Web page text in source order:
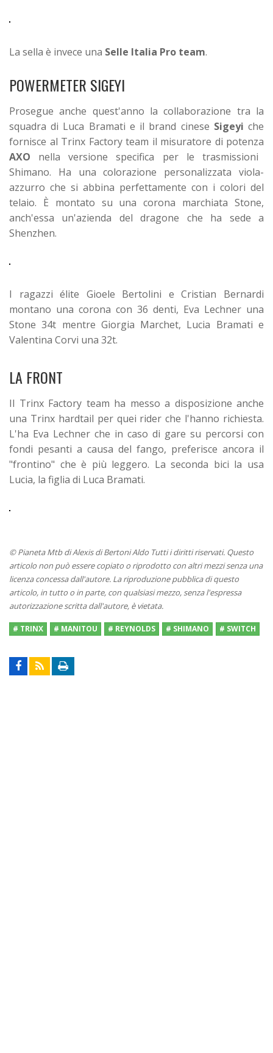
La sella è invece una Selle Italia Pro team.
POWERMETER SIGEYI
Prosegue anche quest'anno la collaborazione tra la
squadra di Luca Bramati e il brand cinese Sigeyiche
fornisce al Trinx Factory team il misuratore di potenza
AXO nella versione specifica per le trasmissioni
Shimano. Ha una colorazione personalizzata viola-
azzurro che si abbina perfettamente con i colori del
telaio. È montato su una corona marchiata Stone,
anch'essa un'azienda del dragone che ha sede a
Shenzhen.
I ragazzi élite Gioele Bertolini e Cristian Bernardi
montano una corona con 36 denti, Eva Lechner una
Stone 34t mentre Giorgia Marchet, Lucia Bramati e
Valentina Corvi una 32t.
LA FRONT
Il Trinx Factory team ha messo a disposizione anche
una Trinx hardtail per quei rider che l'hanno richiesta.
L'ha Eva Lechner che in caso di gare su percorsi con
fondi pesanti a causa del fango, preferisce ancora il
"frontino" che è più leggero. La seconda bici la usa
Lucia, la figlia di Luca Bramati.
© Pianeta Mtb di Alexis di Bertoni Aldo Tutti i diritti riservati. Questo
articolo non può essere copiato o riprodotto con altri mezzi senza una
licenza concessa dall'autore. La riproduzione pubblica di questo
articolo, in tutto o in parte, con qualsiasi mezzo, senza l'espressa
autorizzazione scritta dall'autore, è vietata.
# TRINX # MANITOU # REYNOLDS # SHIMANO # SWITCH